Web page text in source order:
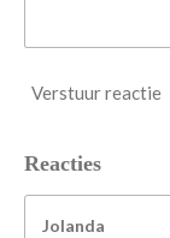
Verstuur reactie
Reacties
Jolanda